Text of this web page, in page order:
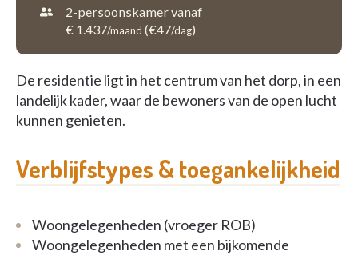
2-persoonskamer vanaf
€ 1.437/maand (€47/dag)
De residentie ligt in het centrum van het dorp, in een
landelijk kader, waar de bewoners van de open lucht
kunnen genieten.
Verblijfstypes & toegankelijkheid
Woongelegenheden (vroeger ROB)
Woongelegenheden met een bijkomende